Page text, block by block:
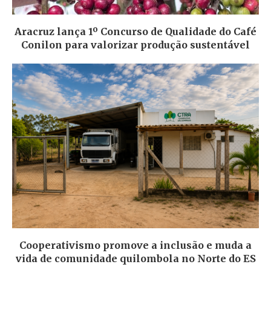
Aracruz lança 1º Concurso de Qualidade do Café
Conilon para valorizar produção sustentável
Cooperativismo promove a inclusão e muda a
vida de comunidade quilombola no Norte do ES